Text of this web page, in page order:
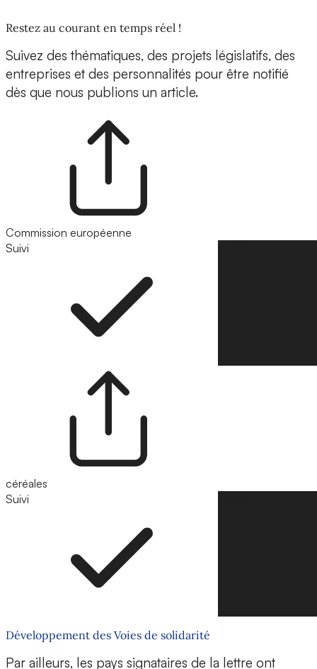
Restez au courant en temps réel !
Suivez des thématiques, des projets législatifs, des
entreprises et des personnalités pour être notifié
dès que nous publions un article.
Commission européenne
Suivi
céréales
Suivi
Développement des Voies de solidarité
Par ailleurs, les pays signataires de la lettre ont